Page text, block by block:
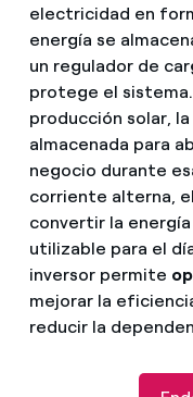
electricidad en
energía se
un regulador de
protege el sistema.
producción solar,
almacenada para
negocio durante
corriente alterna, el
convertir la
utilizable para el
inversor permite
mejorar la
reducir la